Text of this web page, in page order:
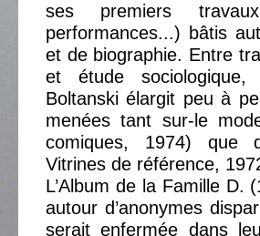
ses premiers
performances...) bâtis
et de biographie. Entre
et étude sociologique,
Boltanski élargit peu à
menées tant sur-le
comiques, 1974) que
Vitrines de référence,
L’Album de la Famille D.
autour d’anonymes
serait enfermée dans